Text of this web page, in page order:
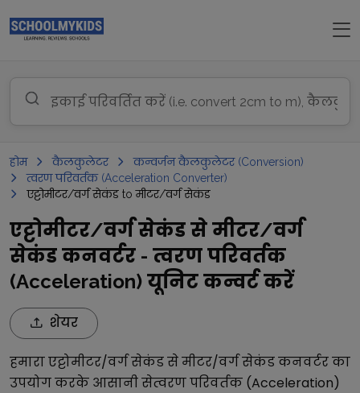
होम कैलकुलेटर
कन्वर्जन कैलकुलेटर (Conversion)
त्वरण परिवर्तक (Acceleration Converter)
एट्टोमीटर/वर्ग सेकंड to मीटर/वर्ग सेकंड
एट्टोमीटर/वर्ग सेकंड से मीटर/वर्ग
सेकंड कनवर्टर - त्वरण परिवर्तक
(Acceleration) यूनिट कन्वर्ट करें
शेयर
हमाराएट्टोमीटर/वर्ग सेकंडसेमीटर/वर्ग सेकंडकनवर्टर का
उपयोग करके आसानी सेत्वरण परिवर्तक (Acceleration)